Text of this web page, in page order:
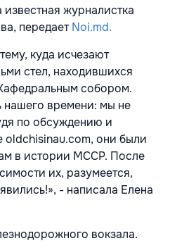
журналистка
передаетNoi.md.
куда исчезают
стел, находившихся
собором.
нашего времени: мы не
по обсуждению и
они были
в истории МССР. После
их, разумеется,
- написала Елена
вокзала.